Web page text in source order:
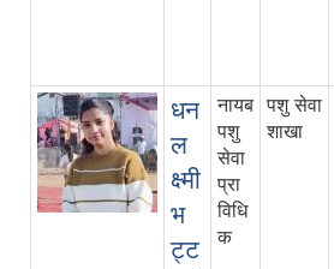
धन
ल
क्ष्मी
भ
ट्ट
नायब
पशु
सेवा
प्रा
विधि
क
पशु सेवा
शाखा